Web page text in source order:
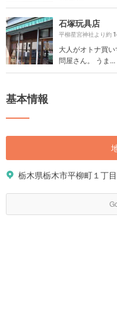
石塚玩具店
平柳星宮神社より約
大人がオトナ買
問屋さん。 うま...
基本情報
栃木県栃木市平柳町１丁